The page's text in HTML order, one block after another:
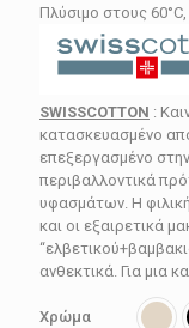
Πλύσιμο στους
SWISSCOTTON :
κατασκευασμένο
επεξεργασμένο
περιβαλλοντικά
υφασμάτων. Η
και οι εξαιρετικά
ανθεκτικά. Για μια
Χρώμα